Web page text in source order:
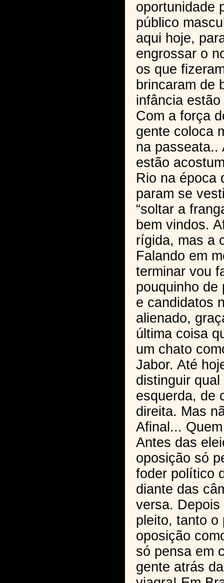
oportunidade
público
aqui hoje,
engrossar o
os que
brincaram de
infância
Com a força
gente coloca
na passeata..
estão
Rio na época
param se
“soltar a
bem vindos.
rígida, mas a
Falando em
terminar vou
pouquinho de
e candidatos
alienado,
última coisa
um chato
Jabor. Até
distinguir
esquerda, de
direita. Mas
Afinal...
Antes das
oposição só
foder político
diante das
versa.
pleito, tanto o
oposição
só pensa em
gente atrás